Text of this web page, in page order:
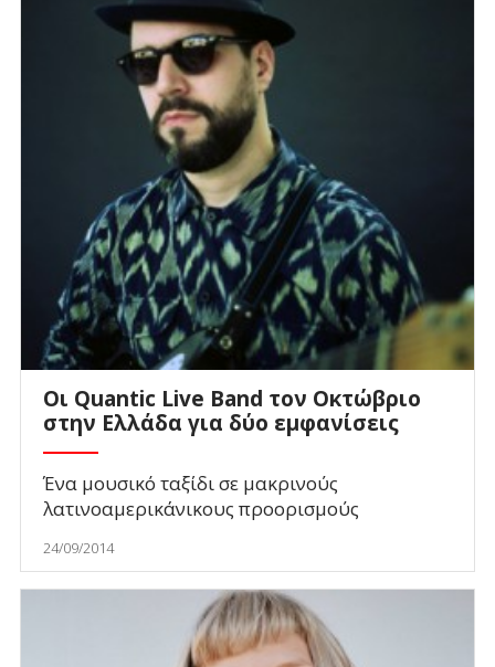
Οι Quantic Live Band τον Οκτώβριο
στην Ελλάδα για δύο εμφανίσεις
Ένα μουσικό ταξίδι σε μακρινούς
λατινοαμερικάνικους προορισμούς
24/09/2014